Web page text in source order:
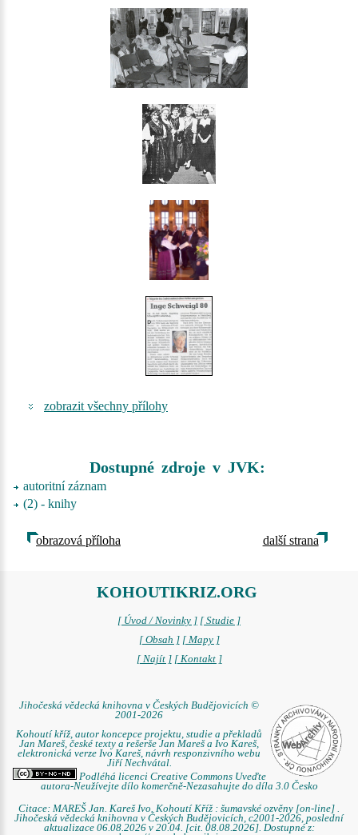
zobrazit všechny přílohy
Dostupné zdroje v JVK:
autoritní záznam
(2) - knihy
obrazová příloha další strana
KOHOUTIKRIZ.ORG
[ Úvod / Novinky ] [ Studie ]
[ Obsah ] [ Mapy ]
[ Najít ] [ Kontakt ]
Jihočeská vědecká knihovna v Českých Budějovicích ©
2001-2026
Kohoutí kříž, autor koncepce projektu, studie a překladů
Jan Mareš, české texty a rešerše Jan Mareš a Ivo Kareš,
elektronická verze Ivo Kareš, návrh responzivního webu
Jiří Nechvátal.
Podléhá licenci Creative Commons Uveďte
autora-Neužívejte dílo komerčně-Nezasahujte do díla 3.0 Česko
Citace: MAREŠ Jan. Kareš Ivo. Kohoutí Kříž : šumavské ozvěny [on-line] .
Jihočeská vědecká knihovna v Českých Budějovicích, c2001-2026, poslední
aktualizace 06.08.2026 v 20.04. [cit. 08.08.2026]. Dostupné z: